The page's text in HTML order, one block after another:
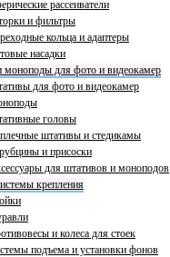
рассеиватели
и фильтры
кольца и адаптеры
насадки
для фото и видеокамер
для фото и видеокамер
головы
штативы и стедикамы
и присоски
для штативов и моноподов
крепления
и колеса для стоек
подъема и установки фонов